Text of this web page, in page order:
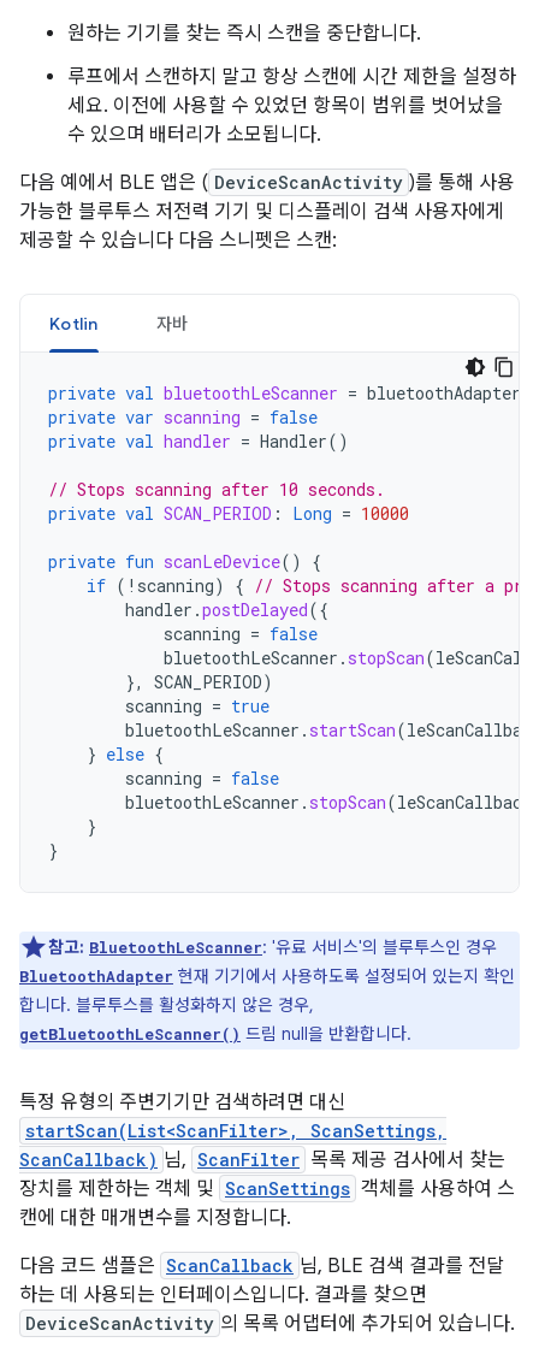
원하는 기기를 찾는 즉시 스캔을 중단합니다.
루프에서 스캔하지 말고 항상 스캔에 시간 제한을 설정하
세요. 이전에 사용할 수 있었던 항목이 범위를 벗어났을
수 있으며 배터리가 소모됩니다.
다음 예에서 BLE 앱은 ( DeviceScanActivity )를 통해 사용
가능한 블루투스 저전력 기기 및 디스플레이 검색 사용자에게
제공할 수 있습니다 다음 스니펫은 스캔:
Kotlin 자바
private val bluetoothLeScanner = bluetoothAdapter
private var scanning = false
private val handler = Handler()
// Stops scanning after 10 seconds.
private val SCAN_PERIOD : Long = 10000
private fun scanLeDevice()
{
if ( ! scanning) { // Stops scanning after a
handler .postDelayed({
scanning = false
bluetoothLeScanner . stopScan(
},
SCAN_PERIOD)
scanning = true
bluetoothLeScanner . startScan(
} else {
scanning = false
bluetoothLeScanner . stopScan(leScanCallback
}
}
참고: BluetoothLeScanner: '유료 서비스'의 블루투스인 경우
BluetoothAdapter 현재 기기에서 사용하도록 설정되어 있는지 확인
합니다. 블루투스를 활성화하지 않은 경우,
getBluetoothLeScanner() 드림 null을 반환합니다.
특정 유형의 주변기기만 검색하려면 대신
startScan(List<ScanFilter>, ScanSettings,
ScanCallback) 님, ScanFilter 목록 제공 검사에서 찾는
장치를 제한하는 객체 및 ScanSettings 객체를 사용하여 스
캔에 대한 매개변수를 지정합니다.
다음 코드 샘플은 ScanCallback 님, BLE 검색 결과를 전달
하는 데 사용되는 인터페이스입니다. 결과를 찾으면
DeviceScanActivity 의 목록 어댑터에 추가되어 있습니다.